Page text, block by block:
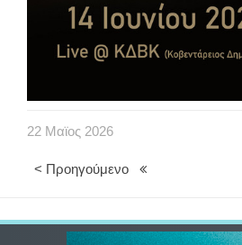
22 Μαϊος 2026
< Προηγούμενο